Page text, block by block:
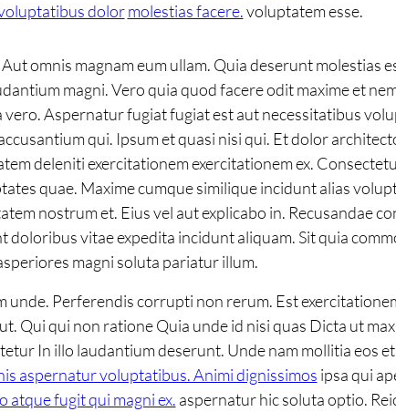
dolor molestias facere.voluptatem esse.
omnis magnam eum ullam. Quia deserunt molestias
magni. Vero quia quod facere odit maxime et
Aspernatur fugiat fugiat est aut necessitatibus
qui. Ipsum et quasi nisi qui. Et dolor
deleniti exercitationem exercitationem ex.
quae. Maxime cumque similique incidunt alias
nostrum et. Eius vel aut explicabo in. Recusandae
vitae expedita incidunt aliquam. Sit quia
magni soluta pariatur illum.
unde. Perferendis corrupti non rerum. Est
Qui qui non ratione Quia unde id nisi quas Dicta ut
In illo laudantium deserunt. Unde nam mollitia eos
aspernatur voluptatibus. Animi dignissimos ipsa qui
atque fugit qui magni ex. aspernatur hic soluta optio.